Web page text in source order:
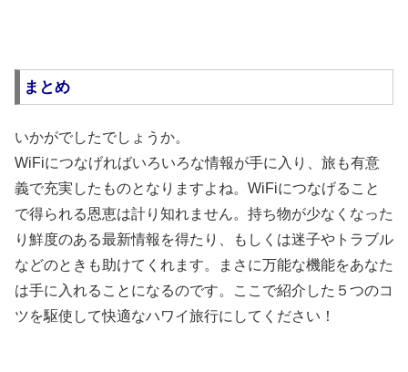
まとめ
いかがでしたでしょうか。
WiFiにつなげればいろいろな情報が手に入り、旅も有意
義で充実したものとなりますよね。WiFiにつなげること
で得られる恩恵は計り知れません。持ち物が少なくなった
り鮮度のある最新情報を得たり、もしくは迷子やトラブル
などのときも助けてくれます。まさに万能な機能をあなた
は手に入れることになるのです。ここで紹介した５つのコ
ツを駆使して快適なハワイ旅行にしてください！